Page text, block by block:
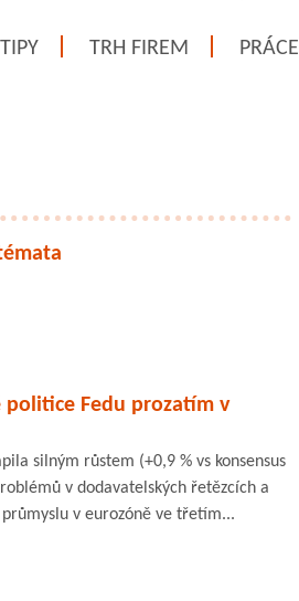
TRH FIREM PRÁCE
politice Fedu prozatím v
silným růstem (+0,9 % vs konsensus
v dodavatelských řetězcích a
v eurozóně ve třetím...